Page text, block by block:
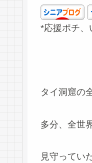
*応援ポチ、
タイ洞窟の
多分、全世
見守ってい